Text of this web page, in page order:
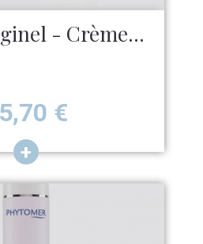
- Crème...
€